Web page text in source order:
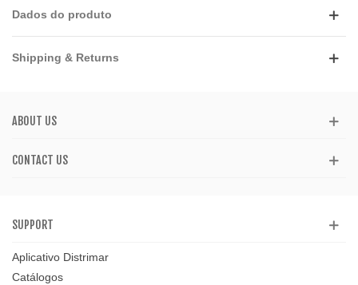
Dados do produto
Shipping & Returns
ABOUT US
CONTACT US
SUPPORT
Aplicativo Distrimar
Catálogos